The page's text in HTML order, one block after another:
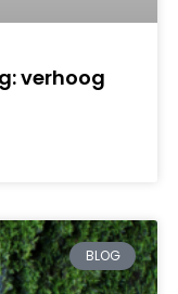
verhoog
BLOG